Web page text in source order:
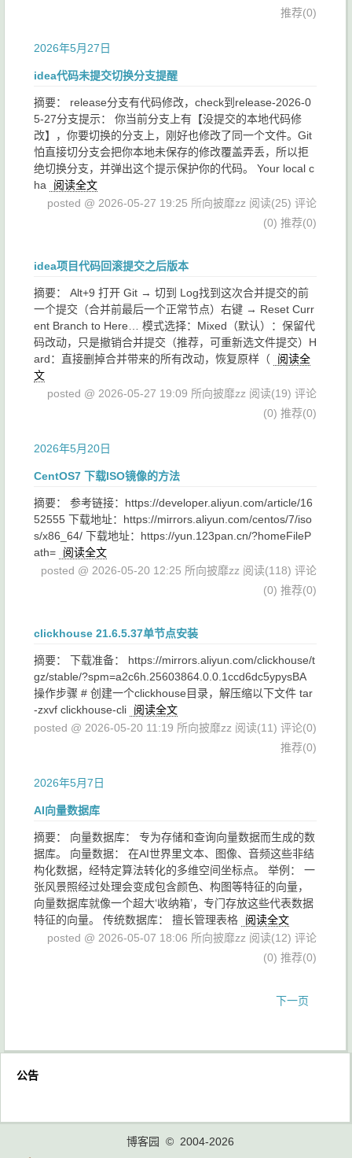
推荐(0)
2026年5月27日
idea代码未提交切换分支提醒
摘要： release分支有代码修改，check到release-2026-0
5-27分支提示： 你当前分支上有【没提交的本地代码修
改】，你要切换的分支上，刚好也修改了同一个文件。Git
怕直接切分支会把你本地未保存的修改覆盖弄丢，所以拒
绝切换分支，并弹出这个提示保护你的代码。 Your local c
ha
阅读全文
posted @ 2026-05-27 19:25 所向披靡zz 阅读(25) 评论
(0) 推荐(0)
idea项目代码回滚提交之后版本
摘要： Alt+9 打开 Git → 切到 Log找到这次合并提交的前
一个提交（合并前最后一个正常节点）右键 → Reset Curr
ent Branch to Here… 模式选择：Mixed（默认）：保留代
码改动，只是撤销合并提交（推荐，可重新选文件提交）H
ard：直接删掉合并带来的所有改动，恢复原样（
阅读全
文
posted @ 2026-05-27 19:09 所向披靡zz 阅读(19) 评论
(0) 推荐(0)
2026年5月20日
CentOS7 下载ISO镜像的方法
摘要： 参考链接：https://developer.aliyun.com/article/16
52555 下载地址：https://mirrors.aliyun.com/centos/7/iso
s/x86_64/ 下载地址：https://yun.123pan.cn/?homeFileP
ath=
阅读全文
posted @ 2026-05-20 12:25 所向披靡zz 阅读(118) 评论
(0) 推荐(0)
clickhouse 21.6.5.37单节点安装
摘要： 下载准备： https://mirrors.aliyun.com/clickhouse/t
gz/stable/?spm=a2c6h.25603864.0.0.1ccd6dc5ypysBA
操作步骤 # 创建一个clickhouse目录，解压缩以下文件 tar
-zxvf clickhouse-cli
阅读全文
posted @ 2026-05-20 11:19 所向披靡zz 阅读(11) 评论(0)
推荐(0)
2026年5月7日
AI向量数据库
摘要： 向量数据库： 专为存储和查询向量数据而生成的数
据库。 向量数据： 在AI世界里文本、图像、音频这些非结
构化数据，经特定算法转化的多维空间坐标点。 举例： 一
张风景照经过处理会变成包含颜色、构图等特征的向量，
向量数据库就像一个超大‘收纳箱’，专门存放这些代表数据
特征的向量。 传统数据库： 擅长管理表格
阅读全文
posted @ 2026-05-07 18:06 所向披靡zz 阅读(12) 评论
(0) 推荐(0)
下一页
公告
博客园
© 2004-2026